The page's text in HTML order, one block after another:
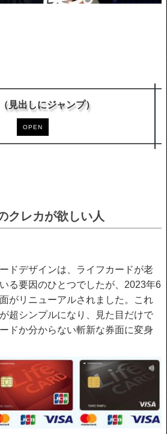
OPEN
見出しにジャンプ）
クレカが欲しい人
ドデザインは、ライフカードが老
る要因のひとつでしたが、2023年6
がリニューアルされました。これ
超シンプルになり、見た目だけで
ドか分からない斬新な券面に変身